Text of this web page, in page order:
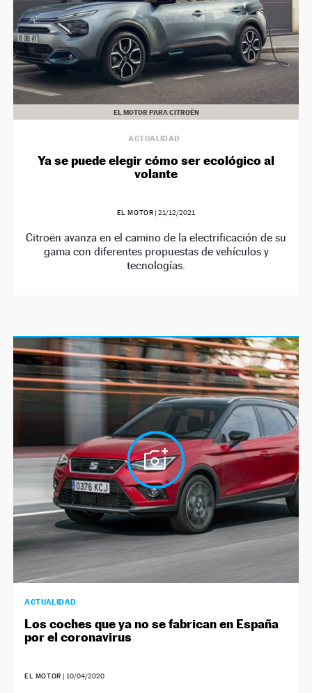
EL MOTOR PARA CITROËN
ACTUALIDAD
Ya se puede elegir cómo ser ecológico al
volante
EL MOTOR |21/12/2021
Citroën avanza en el camino de la electrificación de su
gama con diferentes propuestas de vehículos y
tecnologías.
ACTUALIDAD
Los coches que ya no se fabrican en España
por el coronavirus
EL MOTOR | 10/04/2020